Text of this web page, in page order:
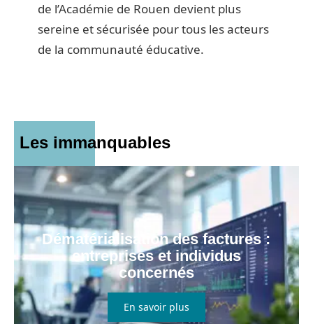
de l’Académie de Rouen devient plus
sereine et sécurisée pour tous les acteurs
de la communauté éducative.
Les immanquables
Dématérialisation des factures :
entreprises et individus
concernés
En savoir plus